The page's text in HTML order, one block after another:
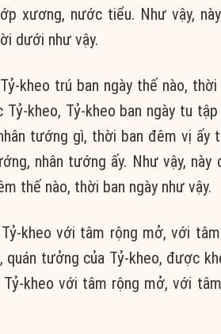
xương, nước tiểu. Như vậy,
dưới như vậy.
kheo trú ban ngày thế nào,
Tỷ-kheo, Tỷ-kheo ban ngày tu
tướng gì, thời ban đêm vị ấy
nhân tướng ấy. Như vậy,
thế nào, thời ban ngày như vậy.
kheo với tâm rộng mở, với
quán tưởng của Tỷ-kheo, được
Tỷ-kheo với tâm rộng mở, với